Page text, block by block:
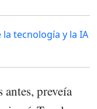
tecnología y la IA
antes, preveía